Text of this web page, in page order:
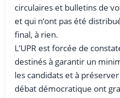
circulaires et bulletins de
et qui n’ont pas été
final, à rien.
L’UPR est forcée de
destinés à garantir un
les candidats et à
débat démocratique ont